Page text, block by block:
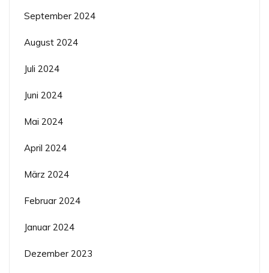
September 2024
August 2024
Juli 2024
Juni 2024
Mai 2024
April 2024
März 2024
Februar 2024
Januar 2024
Dezember 2023